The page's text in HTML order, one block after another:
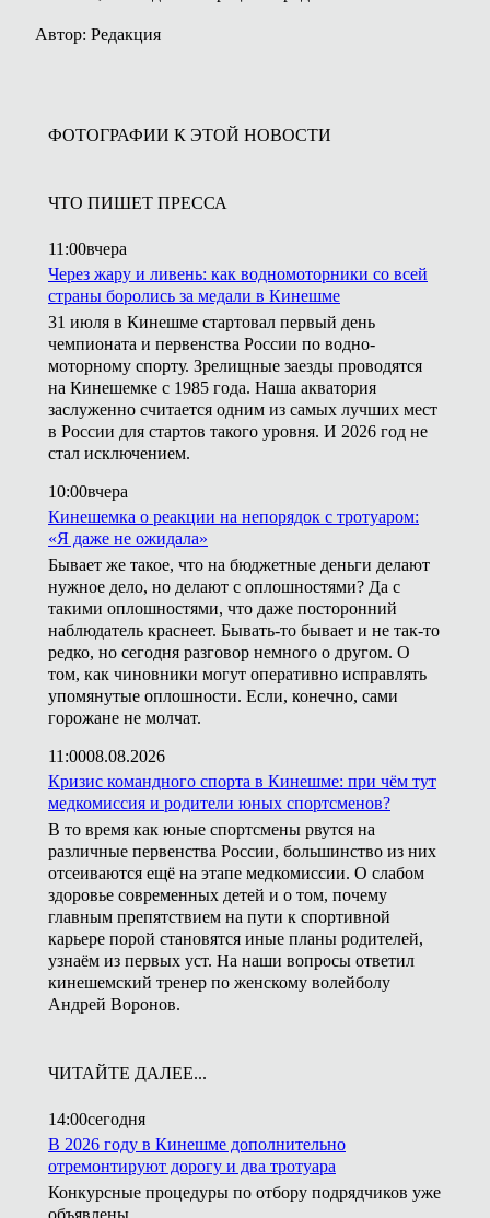
Автор: Редакция
ФОТОГРАФИИ К ЭТОЙ НОВОСТИ
ЧТО ПИШЕТ ПРЕССА
11:00вчера
Через жару и ливень: как водномоторники со всей
страны боролись за медали в Кинешме
31 июля в Кинешме стартовал первый день
чемпионата и первенства России по водно-
моторному спорту. Зрелищные заезды проводятся
на Кинешемке с 1985 года. Наша акватория
заслуженно считается одним из самых лучших мест
в России для стартов такого уровня. И 2026 год не
стал исключением.
10:00вчера
Кинешемка о реакции на непорядок с тротуаром:
«Я даже не ожидала»
Бывает же такое, что на бюджетные деньги делают
нужное дело, но делают с оплошностями? Да с
такими оплошностями, что даже посторонний
наблюдатель краснеет. Бывать-то бывает и не так-то
редко, но сегодня разговор немного о другом. О
том, как чиновники могут оперативно исправлять
упомянутые оплошности. Если, конечно, сами
горожане не молчат.
11:0008.08.2026
Кризис командного спорта в Кинешме: при чём тут
медкомиссия и родители юных спортсменов?
В то время как юные спортсмены рвутся на
различные первенства России, большинство из них
отсеиваются ещё на этапе медкомиссии. О слабом
здоровье современных детей и о том, почему
главным препятствием на пути к спортивной
карьере порой становятся иные планы родителей,
узнаём из первых уст. На наши вопросы ответил
кинешемский тренер по женскому волейболу
Андрей Воронов.
ЧИТАЙТЕ ДАЛЕЕ...
14:00сегодня
В 2026 году в Кинешме дополнительно
отремонтируют дорогу и два тротуара
Конкурсные процедуры по отбору подрядчиков уже
объявлены.